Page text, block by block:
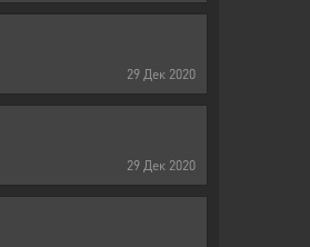
29 Дек 2020
29 Дек 2020